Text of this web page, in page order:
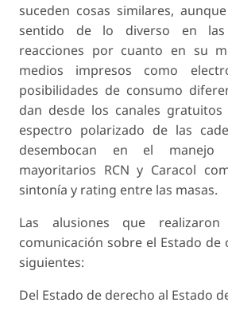
suceden cosas similares,
sentido de lo diverso en
reacciones por cuanto en su
medios impresos como
posibilidades de consumo
dan desde los canales
espectro polarizado de las
desembocan en el
mayoritarios RCN y Caracol
sintonía y rating entre las masas.
Las alusiones que
comunicación sobre el Estado
siguientes:
Del Estado de derecho al Estado